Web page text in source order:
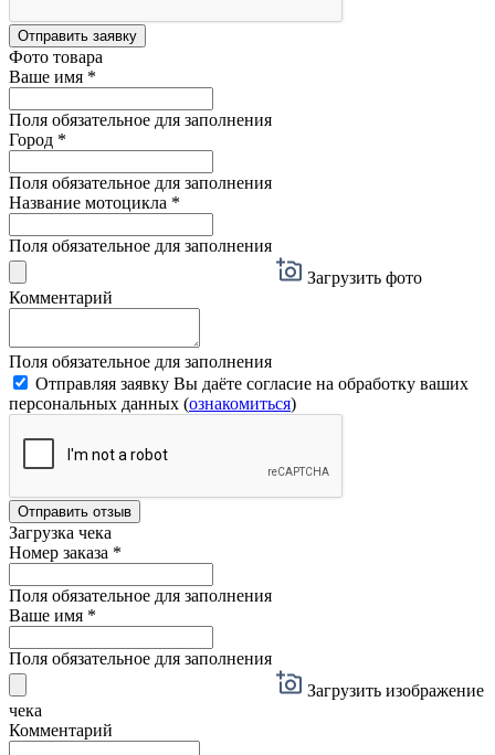
Отправить заявку
Фото товара
Ваше имя *
Поля обязательное для заполнения
Город *
Поля обязательное для заполнения
Название мотоцикла *
Поля обязательное для заполнения
Загрузить фото
Комментарий
Поля обязательное для заполнения
Отправляя заявку Вы даёте согласие на обработку ваших
персональных данных (ознакомиться)
Отправить отзыв
Загрузка чека
Номер заказа *
Поля обязательное для заполнения
Ваше имя *
Поля обязательное для заполнения
Загрузить изображение
чека
Комментарий